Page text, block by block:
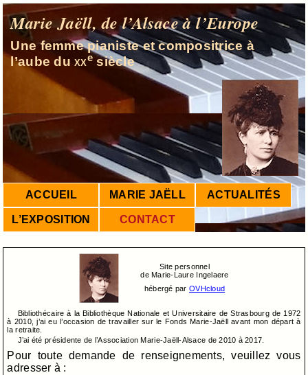
Marie Jaëll, de l’Alsace à l’Europe
Une femme pianiste et compositrice à
l’aube duxxesiècle
ACCUEIL MARIE JAËLL ACTUALITÉS
L’EXPOSITION CONTACT
Site personnel
de Marie-Laure Ingelaere
hébergé parOVHcloud
Bibliothécaire à la Bibliothèque Nationale et Universitaire de Strasbourg de 1972
à 2010, j’ai eu l’occasion de travailler sur le Fonds Marie-Jaëll avant mon départ à
la retraite.
J’ai été présidente de l’Association Marie-Jaëll-Alsace de 2010 à 2017.
Pour toute demande de renseignements, veuillez vous
adresser à :